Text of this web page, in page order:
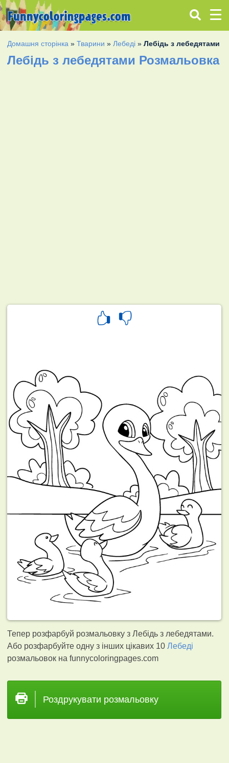
Домашня сторінка »Тварини » Лебеді »Лебідь з лебедятами
Лебідь з лебедятами Розмальовка
Тепер розфарбуй розмальовку з Лебідь з лебедятами.
Або розфарбуйте одну з інших цікавих 10Лебеді
розмальовок на funnycoloringpages.com
Роздрукувати розмальовку